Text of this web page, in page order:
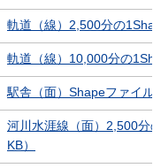
軌道（線）2,500分の
軌道（線）10,000分の
駅舎（面）Shapeファイル
河川水涯線（面）2,500分
KB）